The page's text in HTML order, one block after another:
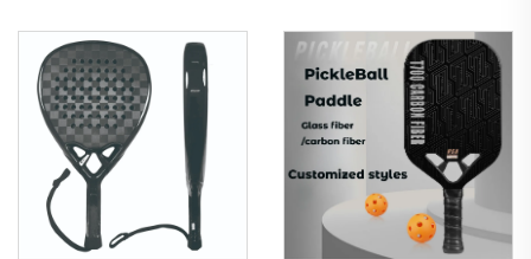
Yüzeyi T700 Ham Karbon
Lifli Pickleball Raketi 2024
Yüksek Tutunma Özelliği ile,
USAPA Onaylı Pickleball
Raket